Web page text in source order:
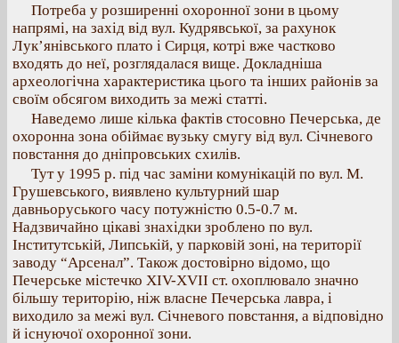
Потреба у розширенні охоронної зони в цьому
напрямі, на захід від вул. Кудрявської, за рахунок
Лук’янівського плато і Сирця, котрі вже частково
входять до неї, розглядалася вище. Докладніша
археологічна характеристика цього та інших районів за
своїм обсягом виходить за межі статті.
Наведемо лише кілька фактів стосовно Печерська, де
охоронна зона обіймає вузьку смугу від вул. Січневого
повстання до дніпровських схилів.
Тут у 1995 р. під час заміни комунікацій по вул. М.
Грушевського, виявлено культурний шар
давньоруського часу потужністю 0.5-0.7 м.
Надзвичайно цікаві знахідки зроблено по вул.
Інститутській, Липській, у парковій зоні, на території
заводу “Арсенал”. Також достовірно відомо, що
Печерське містечко ХІV-ХVІІ ст. охоплювало значно
більшу територію, ніж власне Печерська лавра, і
виходило за межі вул. Січневого повстання, а відповідно
й існуючої охоронної зони.